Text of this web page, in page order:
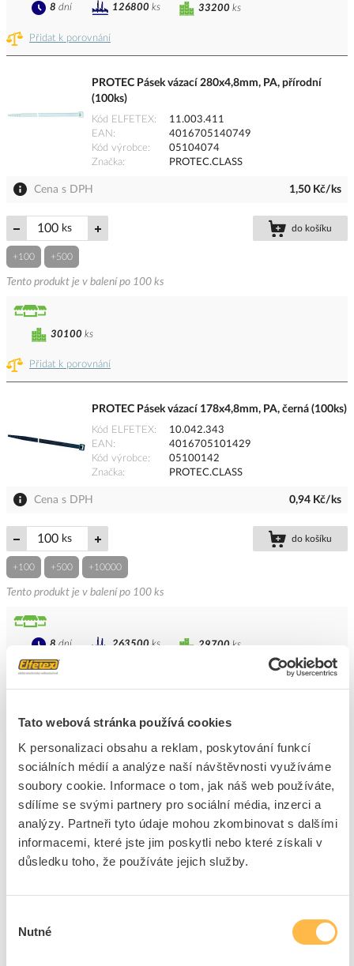
Tato webová stránka používá cookies
K personalizaci obsahu a reklam, poskytování funkcí
sociálních médií a analýze naší návštěvnosti využíváme
soubory cookie. Informace o tom, jak náš web používáte,
sdílíme se svými partnery pro sociální média, inzerci a
analýzy. Partneři tyto údaje mohou zkombinovat s dalšími
informacemi, které jste jim poskytli nebo které získali v
důsledku toho, že používáte jejich služby.
souhlasu
Nutné
Přidat k porovnání
33200 ks
8 dní 126800 ks
PROTEC Pásek vázací 280x4,8mm, PA, přírodní
(100ks)
Kód ELFETEX
11.003.411
EAN
4016705140749
Kód výrobce
05104074
Značka
PROTEC.CLASS
Cena s DPH 1,50 Kč/ks
ks do košíku
+100 +500
Tento produkt je v balení po 100 ks
Přidat k porovnání
30100 ks
PROTEC Pásek vázací 178x4,8mm, PA, černá (100ks)
Kód ELFETEX
10.042.343
EAN
4016705101429
Kód výrobce
05100142
Značka
PROTEC.CLASS
Cena s DPH 0,94 Kč/ks
ks do košíku
+100 +500 +10000
Tento produkt je v balení po 100 ks
Přidat k porovnání
29700 ks
8 dní 263500 ks
GPH Pásek vázací 360x3,6mm, PA, černá (100ks)
EAN
8591120075402
Kód výrobce
VPC 4/360
Značka
GPH
Cena s DPH 2,43 Kč/ks
ks do košíku